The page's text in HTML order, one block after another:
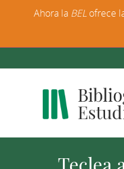
Ahora la BEL ofrece